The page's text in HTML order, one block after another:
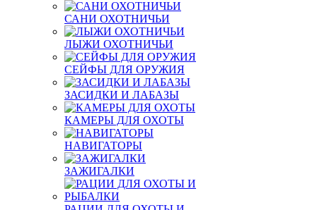
САНИ ОХОТНИЧЬИ
ЛЫЖИ ОХОТНИЧЬИ
СЕЙФЫ ДЛЯ ОРУЖИЯ
ЗАСИДКИ И ЛАБАЗЫ
КАМЕРЫ ДЛЯ ОХОТЫ
НАВИГАТОРЫ
ЗАЖИГАЛКИ